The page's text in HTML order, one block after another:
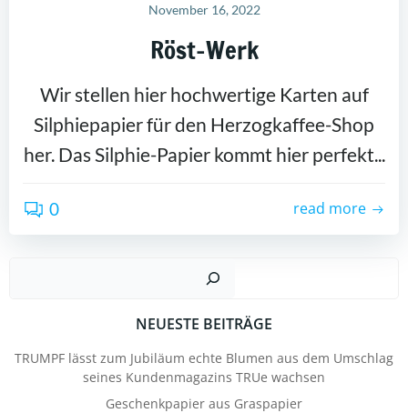
November 16, 2022
Röst-Werk
Wir stellen hier hochwertige Karten auf
Silphiepapier für den Herzogkaffee-Shop
her. Das Silphie-Papier kommt hier perfekt...
0 read more
NEUESTE BEITRÄGE
TRUMPF lässt zum Jubiläum echte Blumen aus dem Umschlag
seines Kundenmagazins TRUe wachsen
Geschenkpapier aus Graspapier